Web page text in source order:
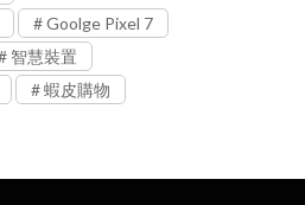
Goolge Pixel 7
智慧裝置
蝦皮購物